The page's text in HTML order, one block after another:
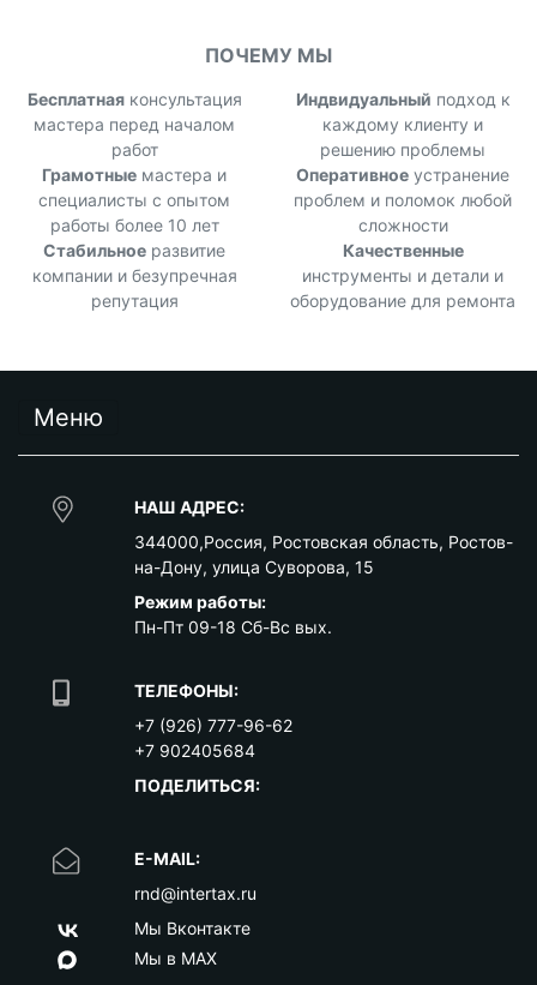
ПОЧЕМУ МЫ
Бесплатнаяконсультация
мастера перед началом
работ
Индвидуальный подход к
каждому клиенту и
решению проблемы
Грамотные мастера и
специалисты с опытом
работы более 10 лет
Оперативное устранение
проблем и поломок любой
сложности
Стабильное развитие
компании и безупречная
репутация
Качественные
инструменты и детали и
оборудование для ремонта
Меню
НАШ АДРЕС:
344000,Россия, Ростовская область, Ростов-
на-Дону, улица Суворова, 15
Режим работы:
Пн-Пт 09-18 Сб-Вс вых.
ТЕЛЕФОНЫ:
+7 (926) 777-96-62
+7 902405684
ПОДЕЛИТЬСЯ:
E-MAIL:
rnd@intertax.ru
Мы Вконтакте
Мы в MAX